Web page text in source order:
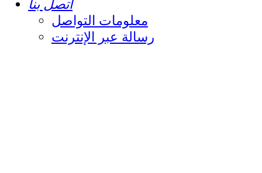
اتصل بنا
معلومات التواصل
رسالة عبر الإنترنت